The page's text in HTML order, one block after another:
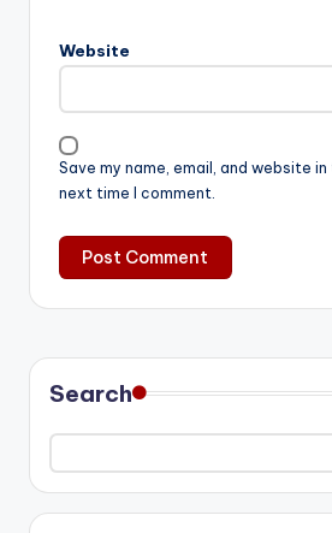
Website
Save my name, email, and website
next time I comment.
Search